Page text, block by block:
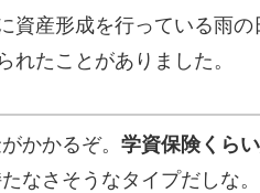
資産形成を行っている雨
れたことがありました。
かかるぞ。 学資保険くら
なさそうなタイプだしな。